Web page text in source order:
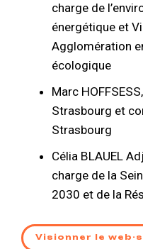
charge de
énergétique et
Agglomération
écologique
Marc
Strasbourg et
Strasbourg
Célia BLAUEL
charge de la
2030 et de la
Visionner le web-